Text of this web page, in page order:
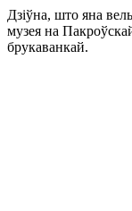
Дзіўна, што яна
музея на
брукаванкай.